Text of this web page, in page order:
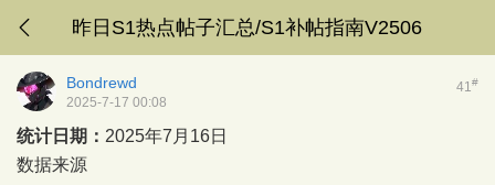
昨日S1热点帖子汇总/S1补帖指南V2506
41#
Bondrewd
2025-7-17 00:08
统计日期： 2025年7月16日
数据来源